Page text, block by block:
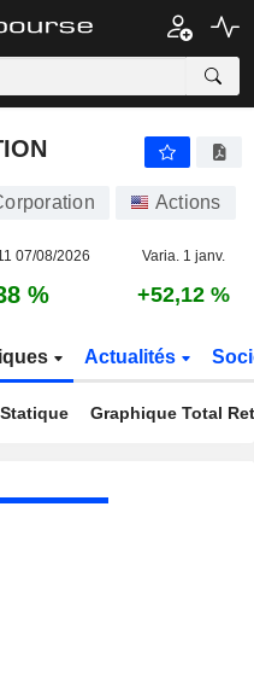
Actions
07/08/2026 Varia. 1 janv.
% +52,12 %
Actualités
Graphique Total